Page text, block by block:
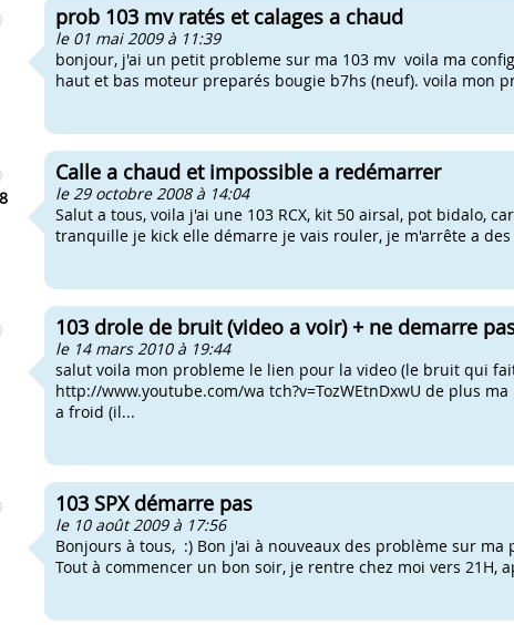
prob 103 mv ratés et calages a chaud
le 01 mai 2009 à 11:39
bonjour, j'ai un petit probleme sur ma 103 mv voila ma
haut et bas moteur preparés bougie b7hs (neuf). voila mon
Calle a chaud et impossible a redémarrer
le 29 octobre 2008 à 14:04
Salut a tous, voila j'ai une 103 RCX, kit 50 airsal, pot bidalo,
tranquille je kick elle démarre je vais rouler, je m'arrête a
103 drole de bruit (video a voir) + ne demarre
le 14 mars 2010 à 19:44
salut voila mon probleme le lien pour la video (le bruit qui
http://www.youtube.com/wa tch?v=TozWEtnDxwU de plus
a froid (il...
103 SPX démarre pas
le 10 août 2009 à 17:56
Bonjours à tous, :) Bon j'ai à nouveaux des problème sur ma
Tout à commencer un bon soir, je rentre chez moi vers 21H,